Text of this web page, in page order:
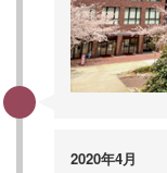
2020年4月